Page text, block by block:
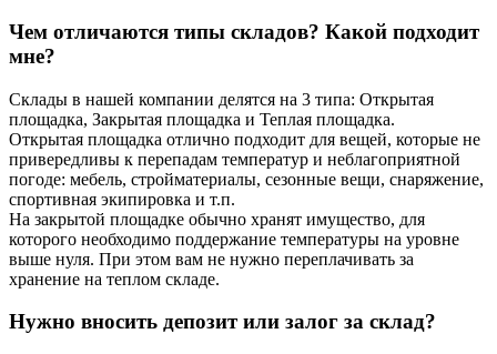
Чем отличаются типы складов? Какой подходит
мне?
Склады в нашей компании делятся на 3 типа: Открытая
площадка, Закрытая площадка и Теплая площадка.
Открытая площадка отлично подходит для вещей, которые не
привередливы к перепадам температур и неблагоприятной
погоде: мебель, стройматериалы, сезонные вещи, снаряжение,
спортивная экипировка и т.п.
На закрытой площадке обычно хранят имущество, для
которого необходимо поддержание температуры на уровне
выше нуля. При этом вам не нужно переплачивать за
хранение на теплом складе.
Нужно вносить депозит или залог за склад?